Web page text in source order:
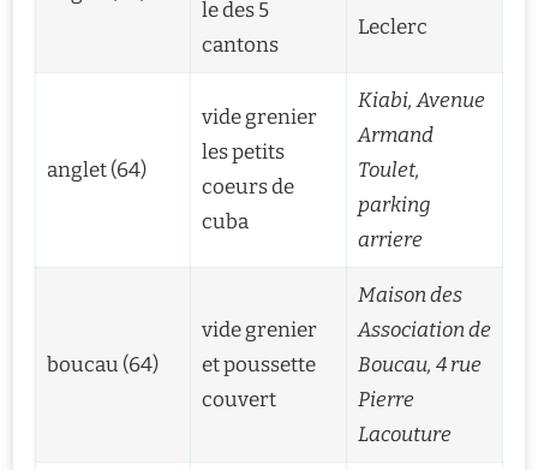
le des 5
cantons
Leclerc
anglet (64)
vide grenier
les petits
coeurs de
cuba
Kiabi, Avenue
Armand
Toulet,
parking
arriere
boucau (64)
vide grenier
et poussette
couvert
Maison des
Association de
Boucau, 4 rue
Pierre
Lacouture